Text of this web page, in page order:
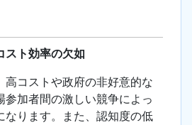
スト効率の欠如
高コストや政府の非好意的な
参加者間の激しい競争によっ
なります。また、認知度の低